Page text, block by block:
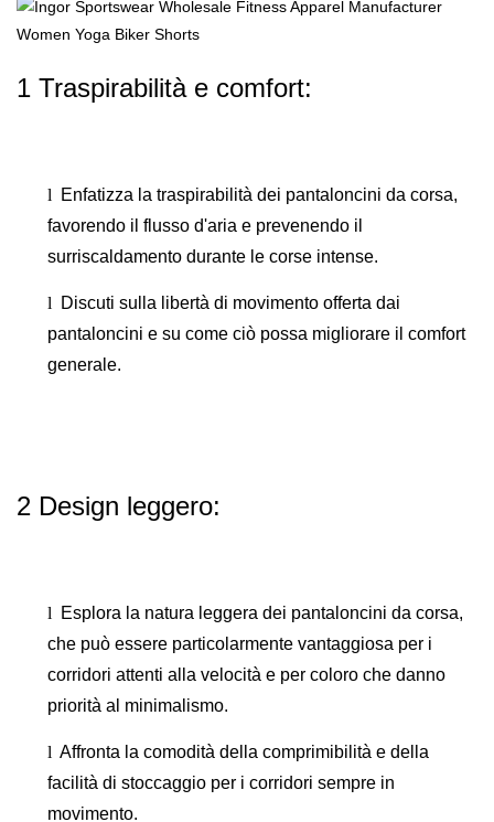
1 Traspirabilità e comfort:
l
Enfatizza la traspirabilità dei pantaloncini da corsa,
favorendo il flusso d'aria e prevenendo il
surriscaldamento durante le corse intense.
l
Discuti sulla libertà di movimento offerta dai
pantaloncini e su come ciò possa migliorare il comfort
generale.
2 Design leggero:
l
Esplora la natura leggera dei pantaloncini da corsa,
che può essere particolarmente vantaggiosa per i
corridori attenti alla velocità e per coloro che danno
priorità al minimalismo.
l Affronta la comodità della comprimibilità e della
facilità di stoccaggio per i corridori sempre in
movimento.